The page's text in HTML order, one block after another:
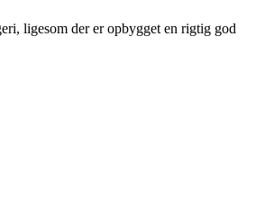
ligesom der er opbygget en rigtig god